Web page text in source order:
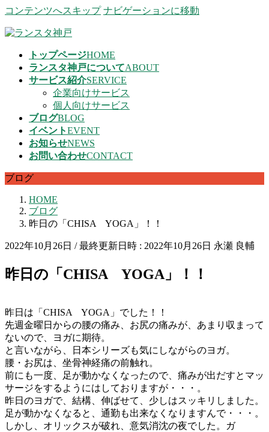
コンテンツへスキップ ナビゲーションに移動
トップページHOME
ランスタ神戸についてABOUT
サービス紹介SERVICE
企業向けサービス
個人向けサービス
ブログBLOG
イベントEVENT
お知らせNEWS
お問い合わせCONTACT
ブログ
HOME
ブログ
昨日の「CHISA YOGA」！！
2022年10月26日 / 最終更新日時 : 2022年10月26日 永瀬 良輔
昨日の「CHISA YOGA」！！
昨日は「CHISA YOGA」でした！！
先週金曜日からの腰の痛み、お尻の痛みが、あまり収まって
ないので、ヨガに期待。
と言いながら、日本シリーズも気にしながらのヨガ。
腰・お尻は、坐骨神経痛の前触れ。
前にも一度、足が動かなくなったので、痛みが出だすとマッ
サージをするようにはしておりますが・・・。
昨日のヨガで、結構、伸ばせて、少しはスッキリしました。
足が動かなくなると、通勤も出来なくなりますんで・・・。
しかし、オリックスが破れ、意気消沈の夜でした。ガ